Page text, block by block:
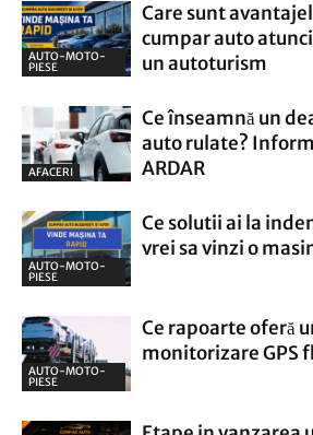
AUTO-MOTO-
PIESE
Care sunt
cumpar auto
un autoturism
AFACERI
Ce înseamnă un
auto rulate?
ARDAR
AUTO-MOTO-
PIESE
Ce solutii ai la
vrei sa vinzi o
AUTO-MOTO-
PIESE
Ce rapoarte oferă
monitorizare GPS